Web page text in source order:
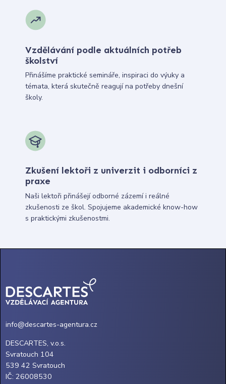
Vzdělávání podle aktuálních potřeb
školství
Přinášíme praktické semináře, inspiraci do výuky a
témata, která skutečně reagují na potřeby dnešní
školy.
Zkušení lektoři z univerzit i odborníci z
praxe
Naši lektoři přinášejí odborné zázemí i reálné
zkušenosti ze škol. Spojujeme akademické know-how
s praktickými zkušenostmi.
info@descartes-agentura.cz
DESCARTES, v.o.s.
Svratouch 104
539 42 Svratouch
IČ: 26008530